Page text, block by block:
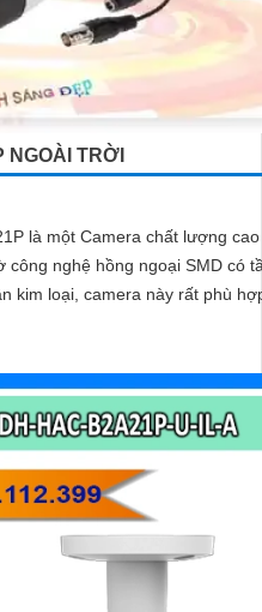
TRỜI
là một Camera chất lượng
công nghệ hồng ngoại SMD có